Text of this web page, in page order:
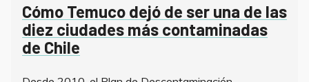
Cómo Temuco dejó de ser una de las
diez ciudades más contaminadas
de Chile